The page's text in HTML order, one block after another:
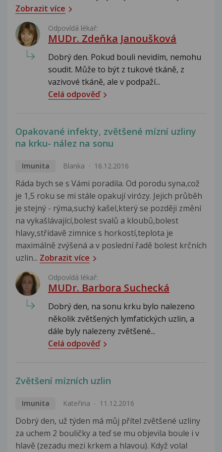
Zobrazit více
Odpovídá lékař:
MUDr. Zdeňka Janoušková
Dobrý den. Pokud bouli nevidím, nemohu
soudit. Může to být z tukové tkáně, z
vazivové tkáně, ale v podpaží...
Celá odpověď
Opakované infekty, zvětšené mízní uzliny
na krku- nález na sonu
Imunita Blanka 16.12.2016
Ráda bych se s Vámi poradila. Od porodu syna,což
je 1,5 roku se mi stále opakují virózy. Jejich průběh
je stejný - rýma,suchý kašel,který se později změní
na vykašlávající,bolest svalů a kloubů,bolest
hlavy,střídavě zimnice s horkostí,teplota je
maximálně zvýšená a v poslední řadě bolest krčních
uzlin... Zobrazit více
Odpovídá lékař:
MUDr. Barbora Suchecká
Dobrý den, na sonu krku bylo nalezeno
několik zvětšených lymfatických uzlin, a
dále byly nalezeny zvětšené...
Celá odpověď
Zvětšení mízních uzlin
Imunita Kateřina 11.12.2016
Dobrý den, už týden má můj přítel zvětšené uzliny
za uchem 2 bouličky a teď se mu objevila boule i v
hlavě (zezadu mezi krkem a hlavou). Když volal